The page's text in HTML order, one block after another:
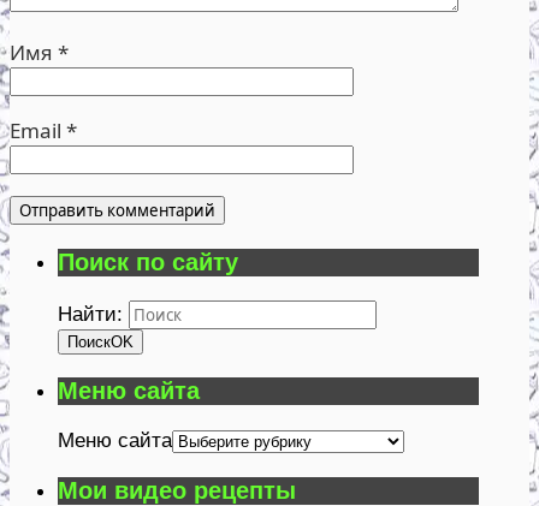
Имя *
Email *
Поиск по сайту
Найти:
ПоискOK
Меню сайта
Меню сайта
Мои видео рецепты